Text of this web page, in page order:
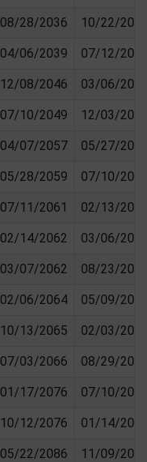
08/28/2036 10/22/
04/06/2039 07/12/
12/08/2046 03/06/
07/10/2049 12/03/
04/07/2057 05/27/
05/28/2059 07/10/
07/11/2061 02/13/
02/14/2062 03/06/
03/07/2062 08/23/
02/06/2064 05/09/
10/13/2065 02/03/
07/03/2066 08/29/
01/17/2076 07/10/
10/12/2076 01/14/
05/22/2086 11/09/